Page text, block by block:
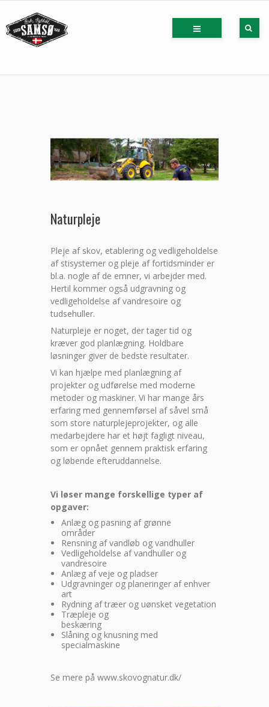
Naturpleje
Pleje af skov, etablering og vedligeholdelse
af stisystemer og pleje af fortidsminder er
bl.a. nogle af de emner, vi arbejder med.
Hertil kommer også udgravning og
vedligeholdelse af vandresoire og
tudsehuller.
Naturpleje er noget, der tager tid og
kræver god planlægning. Holdbare
løsninger giver de bedste resultater.
Vi kan hjælpe med planlægning af
projekter og udførelse med moderne
metoder og maskiner. Vi har mange års
erfaring med gennemførsel af såvel små
som store naturplejeprojekter, og alle
medarbejdere har et højt fagligt niveau,
som er opnået gennem praktisk erfaring
og løbende efteruddannelse.
Vi løser mange forskellige typer af
opgaver:
Anlæg og pasning af grønne
områder
Rensning af vandløb og vandhuller
Vedligeholdelse af vandhuller og
vandresoire
Anlæg af veje og pladser
Udgravninger og planeringer af enhver
art
Rydning af træer og uønsket vegetation
Træpleje og
beskæring
Slåning og knusning med
specialmaskine
Se mere på www.skovognatur.dk/